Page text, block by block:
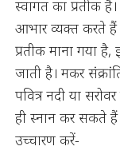
स्वागत का प्रतीक
आभार व्यक्त करते
प्रतीक माना गया
जाती है। मकर
पवित्र नदी या
ही स्नान कर सकते
उच्चारण करें-